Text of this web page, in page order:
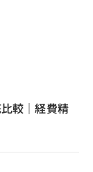
較｜経費精